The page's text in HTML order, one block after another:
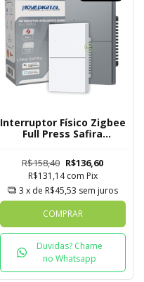
Interruptor Físico Zigbee
Full Press Safira
R$158,40 R$136,60
R$131,14com Pix
3 x de R$45,53 sem juros
COMPRAR
Duvidas? Chame
no Whatsapp